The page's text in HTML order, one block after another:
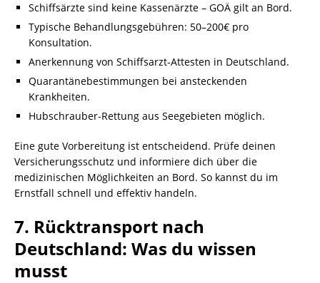
Schiffsärzte sind keine Kassenärzte – GOÄ gilt an Bord.
Typische Behandlungsgebühren: 50–200€ pro
Konsultation.
Anerkennung von Schiffsarzt-Attesten in Deutschland.
Quarantänebestimmungen bei ansteckenden
Krankheiten.
Hubschrauber-Rettung aus Seegebieten möglich.
Eine gute Vorbereitung ist entscheidend. Prüfe deinen
Versicherungsschutz und informiere dich über die
medizinischen Möglichkeiten an Bord. So kannst du im
Ernstfall schnell und effektiv handeln.
7. Rücktransport nach
Deutschland: Was du wissen
musst